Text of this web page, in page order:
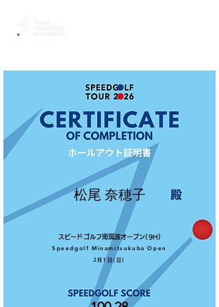
2月1日(日)
松尾 奈穂子
Speedgolf Minamitsukuba Open
スピードゴルフ南筑波オープン(9H)